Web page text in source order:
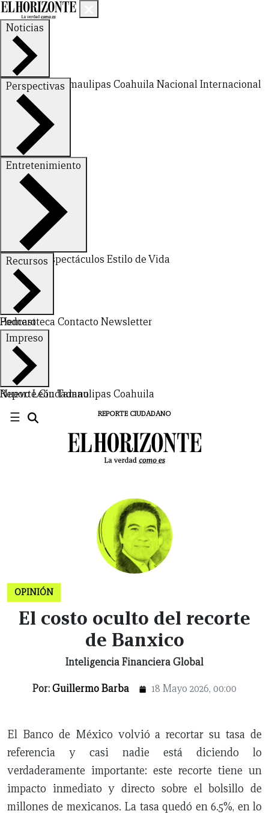
Noticias
Nuevo LeónTamaulipas Coahuila NacionalInternacional
Perspectivas
FinanzasOpinión
Entretenimiento
DeportesEspectáculos Estilo de Vida
Recursos
Hemeroteca Contacto Newsletter
Podcast
Impreso
Nuevo LeónTamaulipas Coahuila
Reporte Ciudadano
☰ REPORTE CIUDADANO
CERRAR
X
OPINIÓN
El costo oculto del recorte
de Banxico
Inteligencia Financiera Global
Por:Guillermo Barba 18 Mayo 2026, 00:00
El Banco de México volvió a recortar su tasa de
referencia y casi nadie está diciendo lo
verdaderamente importante: este recorte tiene un
impacto inmediato y directo sobre el bolsillo de
millones de mexicanos. La tasa quedó en 6.5%, en lo